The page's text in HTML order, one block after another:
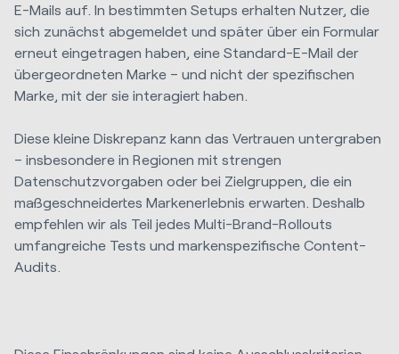
E-Mails auf. In bestimmten Setups erhalten Nutzer, die
sich zunächst abgemeldet und später über ein Formular
erneut eingetragen haben, eine Standard-E-Mail der
übergeordneten Marke – und nicht der spezifischen
Marke, mit der sie interagiert haben.
Diese kleine Diskrepanz kann das Vertrauen untergraben
– insbesondere in Regionen mit strengen
Datenschutzvorgaben oder bei Zielgruppen, die ein
maßgeschneidertes Markenerlebnis erwarten. Deshalb
empfehlen wir als Teil jedes Multi-Brand-Rollouts
umfangreiche Tests und markenspezifische Content-
Audits.